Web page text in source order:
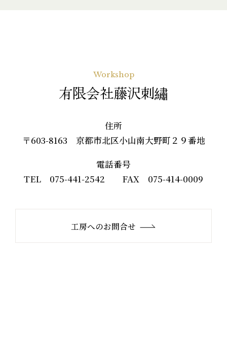
Workshop
有限会社藤沢刺繡
住所
〒603-8163 京都市北区小山南大野町２９番地
電話番号
TEL 075-441-2542 FAX 075-414-0009
工房へのお問合せ